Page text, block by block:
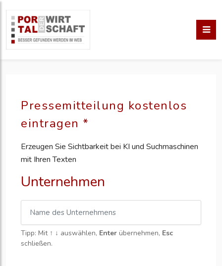
Pressemitteilung kostenlos
eintragen *
Erzeugen Sie Sichtbarkeit bei KI und Suchmaschinen
mit Ihren Texten
Unternehmen
Tipp: Mit ↑ ↓ auswählen, Enter übernehmen, Esc
schließen.